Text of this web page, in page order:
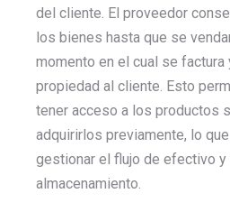
del cliente. El proveedor
los bienes hasta que se
momento en el cual se
propiedad al cliente. Esto
tener acceso a los productos
adquirirlos previamente, lo
gestionar el flujo de efectivo
almacenamiento.